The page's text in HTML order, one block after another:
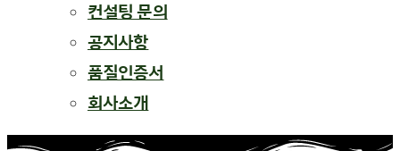
컨설팅 문의
공지사항
품질인증서
회사소개